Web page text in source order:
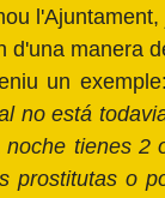
d'una manera
un
no está
tienes 2
prostitutas o